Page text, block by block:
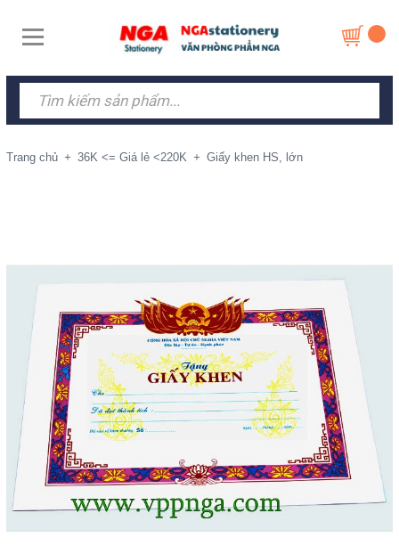
Trang chủ + 36K <= Giá lẻ <220K + Giấy khen HS, lớn